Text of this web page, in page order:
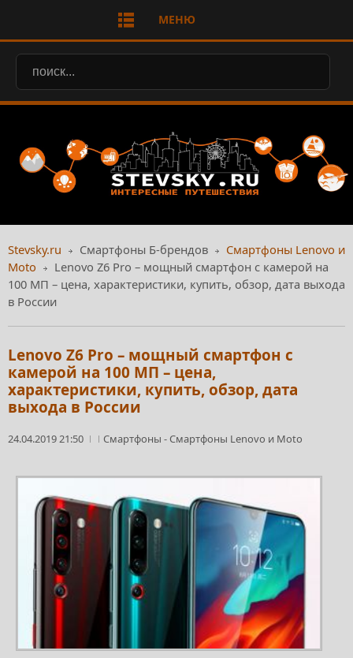
МЕНЮ
Stevsky.ru Смартфоны Б-брендов
Смартфоны Lenovo и
Moto
Lenovo Z6 Pro – мощный смартфон с камерой на
100 МП – цена, характеристики, купить, обзор, дата выхода
в России
Lenovo Z6 Pro – мощный смартфон с
камерой на 100 МП – цена,
характеристики, купить, обзор, дата
выхода в России
24.04.2019 21:50 Смартфоны -Смартфоны Lenovo и Moto